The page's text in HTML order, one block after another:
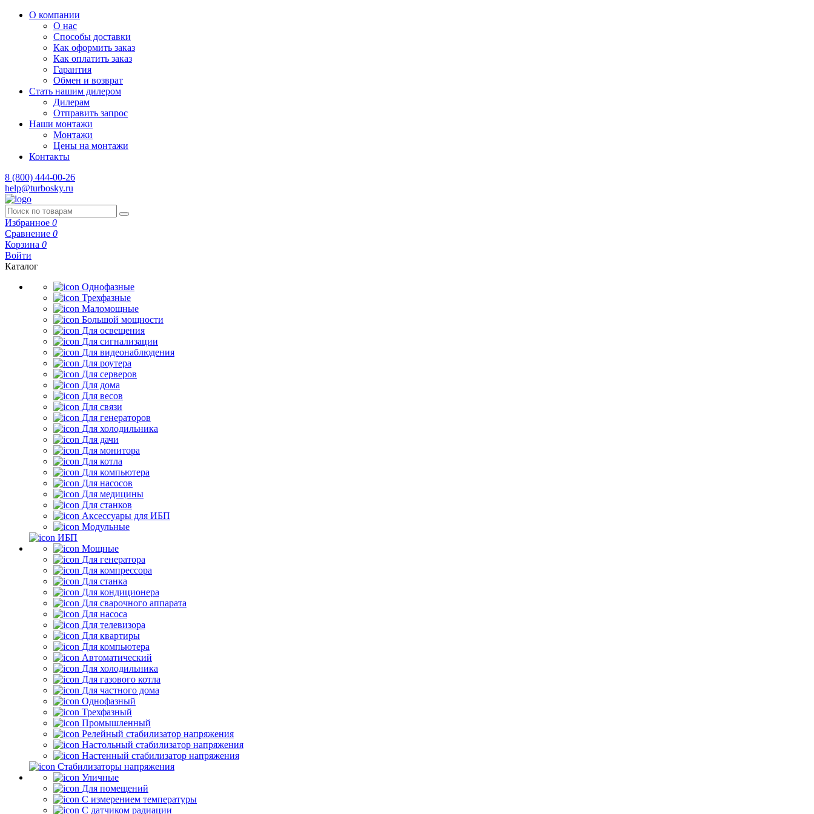
О компании
О нас
Способы доставки
Как оформить заказ
Как оплатить заказ
Гарантия
Обмен и возврат
Стать нашим дилером
Дилерам
Отправить запрос
Наши монтажи
Монтажи
Цены на монтажи
Контакты
8 (800) 444-00-26
help@turbosky.ru
Избранное 0
Сравнение 0
Корзина 0
Войти
Каталог
Однофазные
Трехфазные
Маломощные
Большой мощности
Для освещения
Для сигнализации
Для видеонаблюдения
Для роутера
Для серверов
Для дома
Для весов
Для связи
Для генераторов
Для холодильника
Для дачи
Для монитора
Для котла
Для компьютера
Для насосов
Для медицины
Для станков
Аксессуары для ИБП
Модульные
ИБП
Мощные
Для генератора
Для компрессора
Для станка
Для кондиционера
Для сварочного аппарата
Для насоса
Для телевизора
Для квартиры
Для компьютера
Автоматический
Для холодильника
Для газового котла
Для частного дома
Однофазный
Трехфазный
Промышленный
Релейный стабилизатор напряжения
Настольный стабилизатор напряжения
Настенный стабилизатор напряжения
Стабилизаторы напряжения
Уличные
Для помещений
С измерением температуры
С датчиком радиации